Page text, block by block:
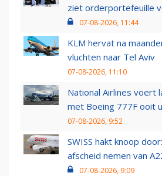
ziet orderportefeuille
07-08-2026, 11:44
KLM hervat na
vluchten naar Tel Aviv
07-08-2026, 11:10
National Airlines voert
met Boeing 777F ooit
07-08-2026, 9:52
SWISS hakt knoop
afscheid nemen van
07-08-2026, 9:09